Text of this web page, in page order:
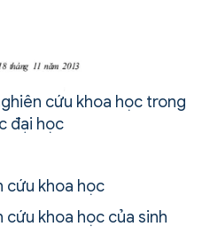
cứu khoa học trong
đại học
cứu khoa học
cứu khoa học của sinh